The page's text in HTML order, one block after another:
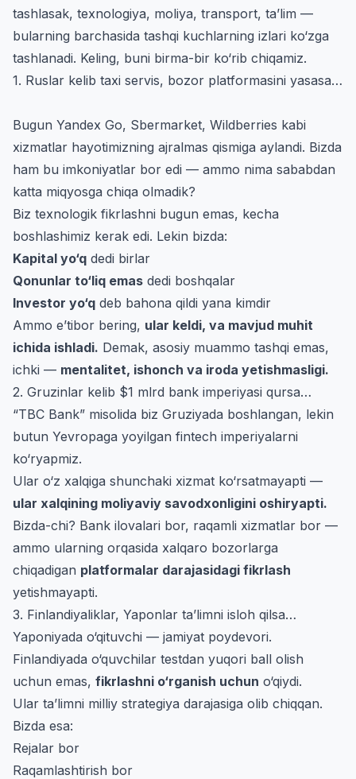
tashlasak, texnologiya, moliya, transport, ta’lim —
bularning barchasida tashqi kuchlarning izlari ko‘zga
tashlanadi. Keling, buni birma-bir ko‘rib chiqamiz.
1. Ruslar kelib taxi servis, bozor platformasini yasasa…
Bugun Yandex Go, Sbermarket, Wildberries kabi
xizmatlar hayotimizning ajralmas qismiga aylandi. Bizda
ham bu imkoniyatlar bor edi — ammo nima sababdan
katta miqyosga chiqa olmadik?
Biz texnologik fikrlashni bugun emas, kecha
boshlashimiz kerak edi. Lekin bizda:
Kapital yo‘q dedi birlar
Qonunlar to‘liq emas dedi boshqalar
Investor yo‘q deb bahona qildi yana kimdir
Ammo e’tibor bering, ular keldi, va mavjud muhit
ichida ishladi. Demak, asosiy muammo tashqi emas,
ichki — mentalitet, ishonch va iroda yetishmasligi.
2. Gruzinlar kelib $1 mlrd bank imperiyasi qursa…
“TBC Bank” misolida biz Gruziyada boshlangan, lekin
butun Yevropaga yoyilgan fintech imperiyalarni
ko‘ryapmiz.
Ular o‘z xalqiga shunchaki xizmat ko‘rsatmayapti —
ular xalqining moliyaviy savodxonligini oshiryapti.
Bizda-chi? Bank ilovalari bor, raqamli xizmatlar bor —
ammo ularning orqasida xalqaro bozorlarga
chiqadigan platformalar darajasidagi fikrlash
yetishmayapti.
3. Finlandiyaliklar, Yaponlar ta’limni isloh qilsa…
Yaponiyada o‘qituvchi — jamiyat poydevori.
Finlandiyada o‘quvchilar testdan yuqori ball olish
uchun emas, fikrlashni o‘rganish uchun o‘qiydi.
Ular ta’limni milliy strategiya darajasiga olib chiqqan.
Bizda esa:
Rejalar bor
Raqamlashtirish bor